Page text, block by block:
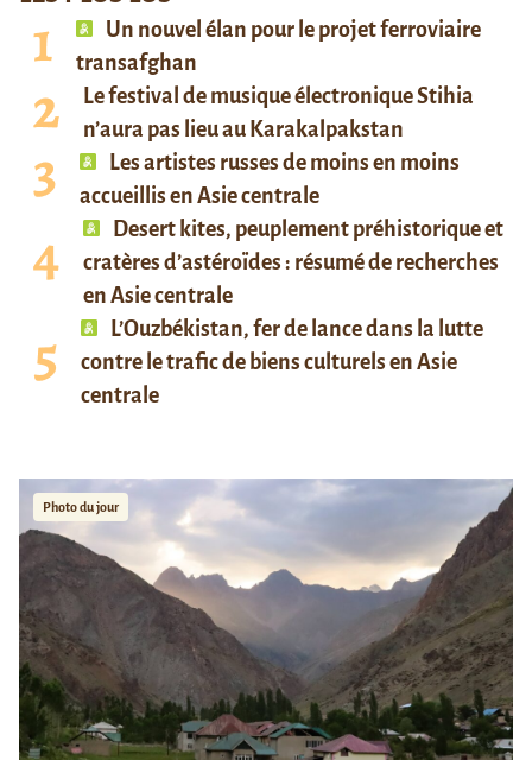
Un nouvel élan pour le projet ferroviaire
transafghan
Le festival de musique électronique Stihia
n’aura pas lieu au Karakalpakstan
Les artistes russes de moins en moins
accueillis en Asie centrale
Desert kites, peuplement préhistorique et
cratères d’astéroïdes : résumé de recherches
en Asie centrale
L’Ouzbékistan, fer de lance dans la lutte
contre le trafic de biens culturels en Asie
centrale
Photo du jour